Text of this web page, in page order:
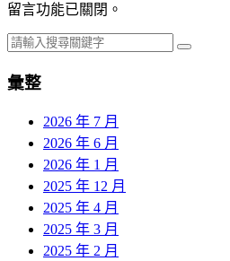
留言功能已關閉。
彙整
2026 年 7 月
2026 年 6 月
2026 年 1 月
2025 年 12 月
2025 年 4 月
2025 年 3 月
2025 年 2 月